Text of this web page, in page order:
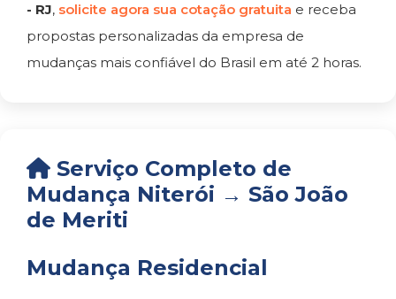
- RJ, solicite agora sua cotação gratuita e receba
propostas personalizadas da empresa de
mudanças mais confiável do Brasil em até 2 horas.
Serviço Completo de
Mudança Niterói → São João
de Meriti
Mudança Residencial